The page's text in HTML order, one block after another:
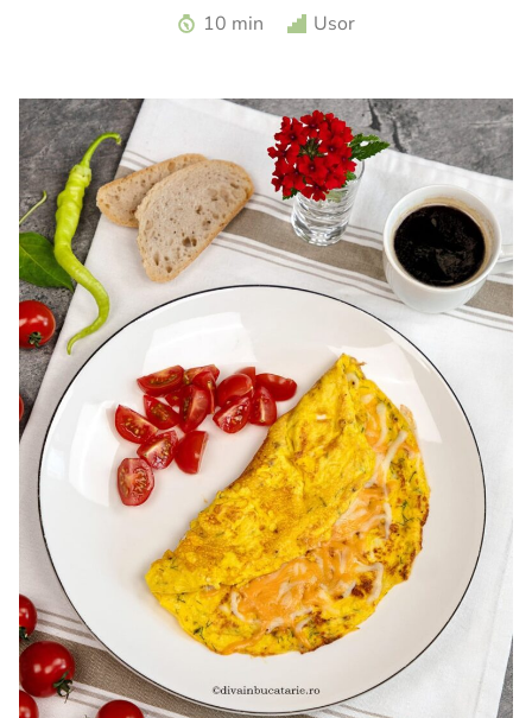
Haydari. Haydari reteta. Haydari turcesc. Ccrema aperitiv
turceasca. Sos haydari. Aperitiv cu iaurt.
10 min Usor